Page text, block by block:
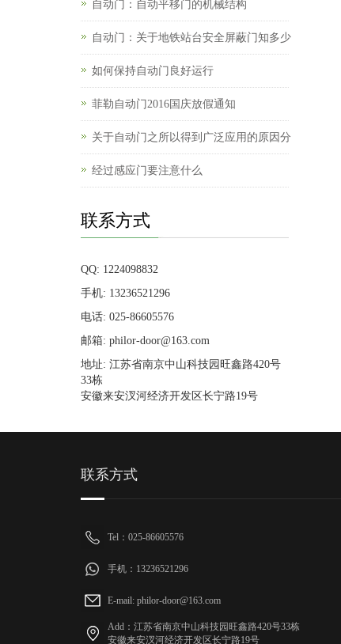
自动门：自动平移门的机械结构
自动门：关于地铁站台安全屏蔽门知多少
如何保持自动门良好运行
菲勒自动门2016国庆放假通知
关于自动门之所以得到广泛应用的原因分
经过感应门要注意什么
联系方式
QQ: 1224098832
手机: 13236521296
电话: 025-86605576
邮箱: philor-door@163.com
地址: 江苏省南京中山科技园旺鑫路420号
33栋
安徽来安汊河经济开发区长宁路19号
联系方式
Tel：025-86605576
手机：13236521296
E-mail: philor-door@163.com
Add：江苏省南京中山科技园旺鑫路420号33栋
安徽来安汊河经济开发区长宁路19号